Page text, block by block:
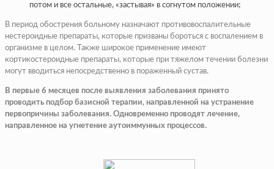
потом и все остальные, «застывая» в согнутом положении;​
В период обострения больному назначают противовоспалительные
нестероидные препараты, которые призваны бороться с воспалением в
организме в целом. Также широкое применение имеют
кортикостероидные препараты, которые при тяжелом течении болезни
могут вводиться непосредственно в пораженный сустав.
В первые 6 месяцев после выявления заболевания принято
проводить подбор базисной терапии, направленной на устранение
первопричины заболевания. Одновременно проводят лечение,
направленное на угнетение аутоиммунных процессов.